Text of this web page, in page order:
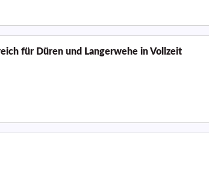
für Düren und Langerwehe in Vollzeit